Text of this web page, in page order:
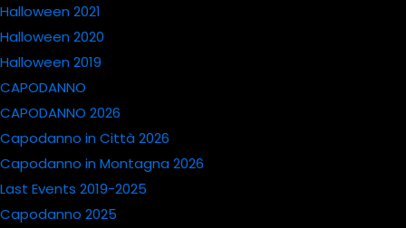
Halloween 2021
Halloween 2020
Halloween 2019
CAPODANNO
CAPODANNO 2026
Capodanno in Città 2026
Capodanno in Montagna 2026
Last Events 2019-2025
Capodanno 2025